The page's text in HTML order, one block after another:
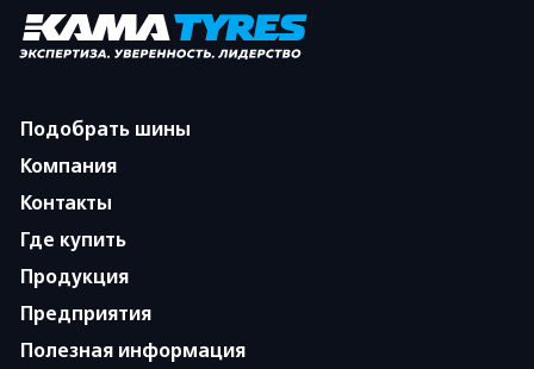
Подобрать шины
Компания
Контакты
Где купить
Продукция
Предприятия
Полезная информация